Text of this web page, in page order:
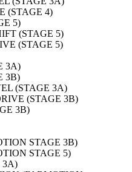
(STAGE 4)
5)
(STAGE 5)
(STAGE 5)
3A)
3B)
(STAGE 3A)
(STAGE 3B)
3B)
STAGE 3B)
STAGE 5)
3A)